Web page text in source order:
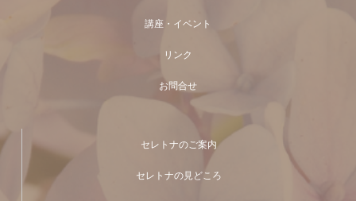
講座・イベント
リンク
お問合せ
セレトナのご案内
セレトナの見どころ